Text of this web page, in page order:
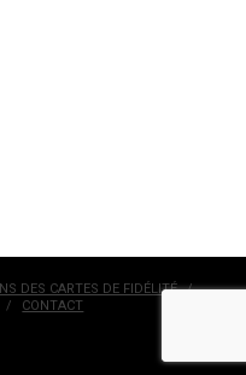
DES CARTES DE FIDÉLITÉ
CONTACT